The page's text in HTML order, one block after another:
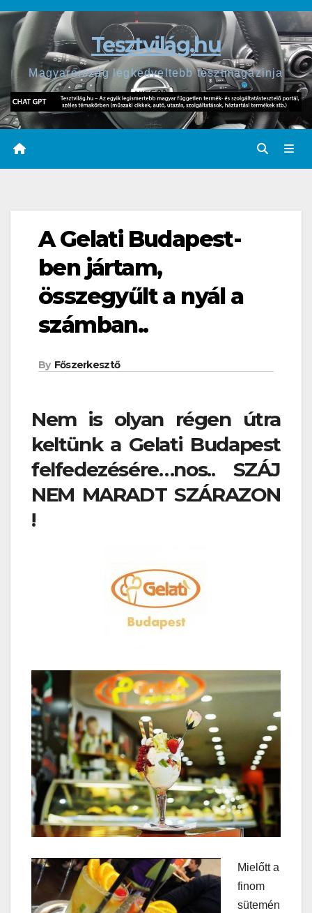
Skip
content
Tesztvilág.hu
Magyarország legkedveltebb tesztmagazinja
A Gelati Budapest-
ben jártam,
összegyűlt a nyál a
számban..
By Főszerkesztő
Nem is olyan régen útra
keltünk a Gelati Budapest
felfedezésére…nos.. SZÁJ
NEM MARADT SZÁRAZON
!
Mielőtt a
finom
sütemén